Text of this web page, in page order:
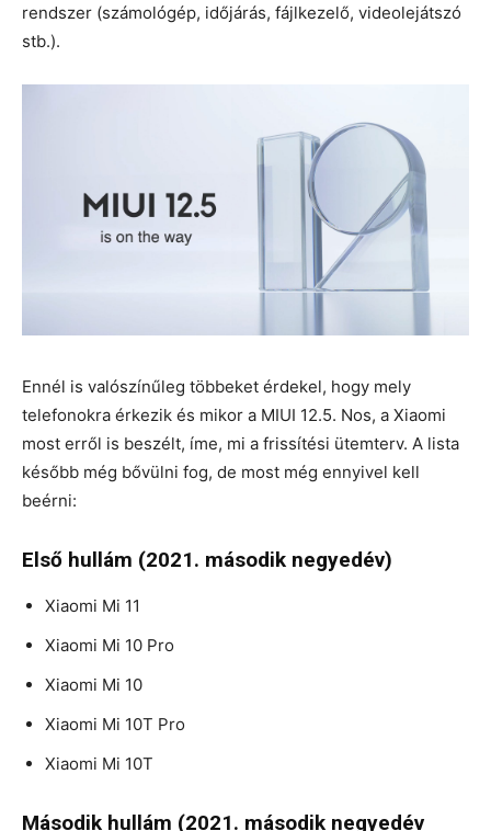
rendszer (számológép, időjárás, fájlkezelő, videolejátszó
stb.).
Ennél is valószínűleg többeket érdekel, hogy mely
telefonokra érkezik és mikor a MIUI 12.5. Nos, a Xiaomi
most erről is beszélt, íme, mi a frissítési ütemterv. A lista
később még bővülni fog, de most még ennyivel kell
beérni:
Első hullám (2021. második negyedév)
Xiaomi Mi 11
Xiaomi Mi 10 Pro
Xiaomi Mi 10
Xiaomi Mi 10T Pro
Xiaomi Mi 10T
Második hullám (2021. második negyedév